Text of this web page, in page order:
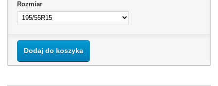
Rozmiar
Dodaj do koszyka